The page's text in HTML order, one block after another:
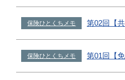
保険ひとくちメモ 第02回【
保険ひとくちメモ 第01回【